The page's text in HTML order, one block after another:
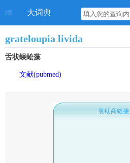
大词典
grateloupia livida
舌状蜈蚣藻
文献(pubmed)
赞助商链接